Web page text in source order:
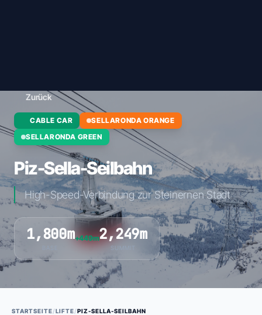
Zurück
CABLE CAR
SELLARONDA ORANGE
SELLARONDA GREEN
Piz-Sella-Seilbahn
High-Speed-Verbindung zur Steinernen Stadt
1,800m+449m2,249m
SUMMIT
STARTSEITE/LIFTE/PIZ-SELLA-SEILBAHN